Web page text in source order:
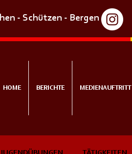
- Schützen - Bergen
HOME BERICHTE MEDIENAUFTRITT